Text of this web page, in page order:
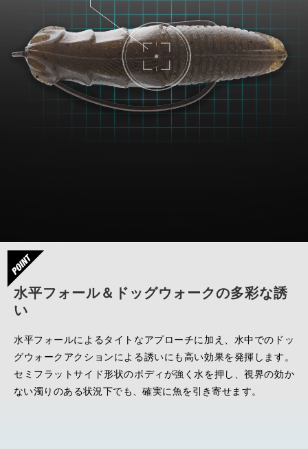
水平フォール＆ドッグウォークの多彩な誘
い
水平フォールによるタイトなアプローチに加え、水中でのドッ
グウォークアクションによる誘いにも高い効果を発揮します。
セミフラットサイド形状のボディが強く水を押し、視界の効か
ない濁りのある状況下でも、確実に魚を引き寄せます。